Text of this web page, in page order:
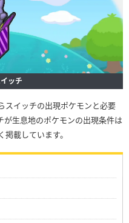
ッチ
スイッチの出現ポケモンと必要
が生息地のポケモンの出現条件は
載しています。